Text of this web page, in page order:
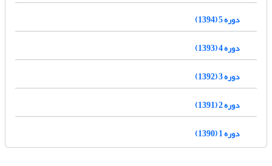
دوره 5 (1394)
دوره 4 (1393)
دوره 3 (1392)
دوره 2 (1391)
دوره 1 (1390)